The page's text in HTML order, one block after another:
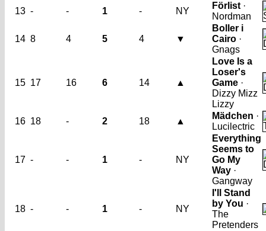
13 - - 1 - NY
Förlist ·
Nordman
14 8 4 5 4 ▼
Boller i
Cairo ·
Gnags
15 17 16 6 14 ▲
Love Is a
Loser's
Game ·
Dizzy Mizz
Lizzy
16 18 - 2 18 ▲
Mädchen ·
Lucilectric
17 - - 1 - NY
Everything
Seems to
Go My
Way ·
Gangway
18 - - 1 - NY
I'll Stand
by You ·
The
Pretenders